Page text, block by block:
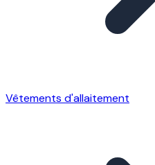
Vêtements d'allaitement